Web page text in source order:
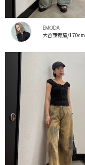
EMODA
大谷亜宥茄/170cm